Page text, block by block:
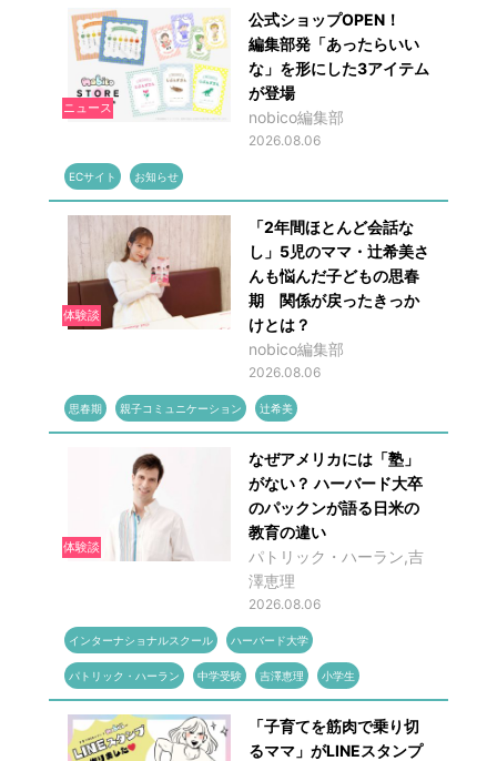
ニュース
公式ショップOPEN！
編集部発「あったらいい
な」を形にした3アイテム
が登場
nobico編集部
2026.08.06
ECサイト お知らせ
体験談
「2年間ほとんど会話な
し」5児のママ・辻希美さ
んも悩んだ子どもの思春
期 関係が戻ったきっか
けとは？
nobico編集部
2026.08.06
思春期 親子コミュニケーション 辻希美
体験談
なぜアメリカには「塾」
がない？ ハーバード大卒
のパックンが語る日米の
教育の違い
パトリック・ハーラン,吉
澤恵理
2026.08.06
インターナショナルスクール ハーバード大学
パトリック・ハーラン 中学受験 吉澤恵理 小学生
「子育てを筋肉で乗り切
るママ」がLINEスタンプ